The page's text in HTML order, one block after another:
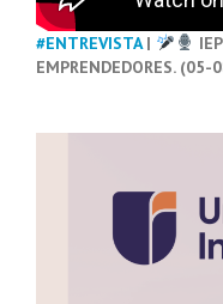
#ENTREVISTA|
EMPRENDEDORES.